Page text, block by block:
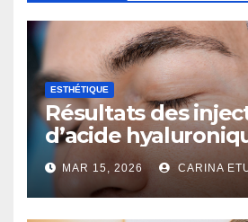
ESTHÉTIQUE
Résultats des
d’acide
MAR 15, 2026 CARINA